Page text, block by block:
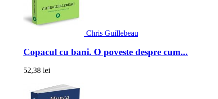
Chris Guillebeau
Copacul cu bani. O poveste despre cum...
52,38 lei